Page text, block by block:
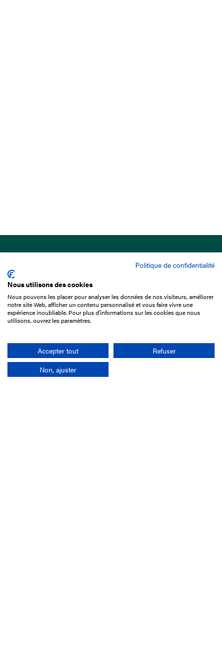
15 Boulevard de Douaumont
75017 Paris
01 49 10 20 29
Rechercher
Politique de confidentialité
Nous utilisons des cookies
Nous pouvons les placer pour analyser les données de nos visiteurs, améliorer
notre site Web, afficher un contenu personnalisé et vous faire vivre une
expérience inoubliable. Pour plus d'informations sur les cookies que nous
utilisons, ouvrez les paramètres.
Accepter tout
Refuser
Non, ajuster